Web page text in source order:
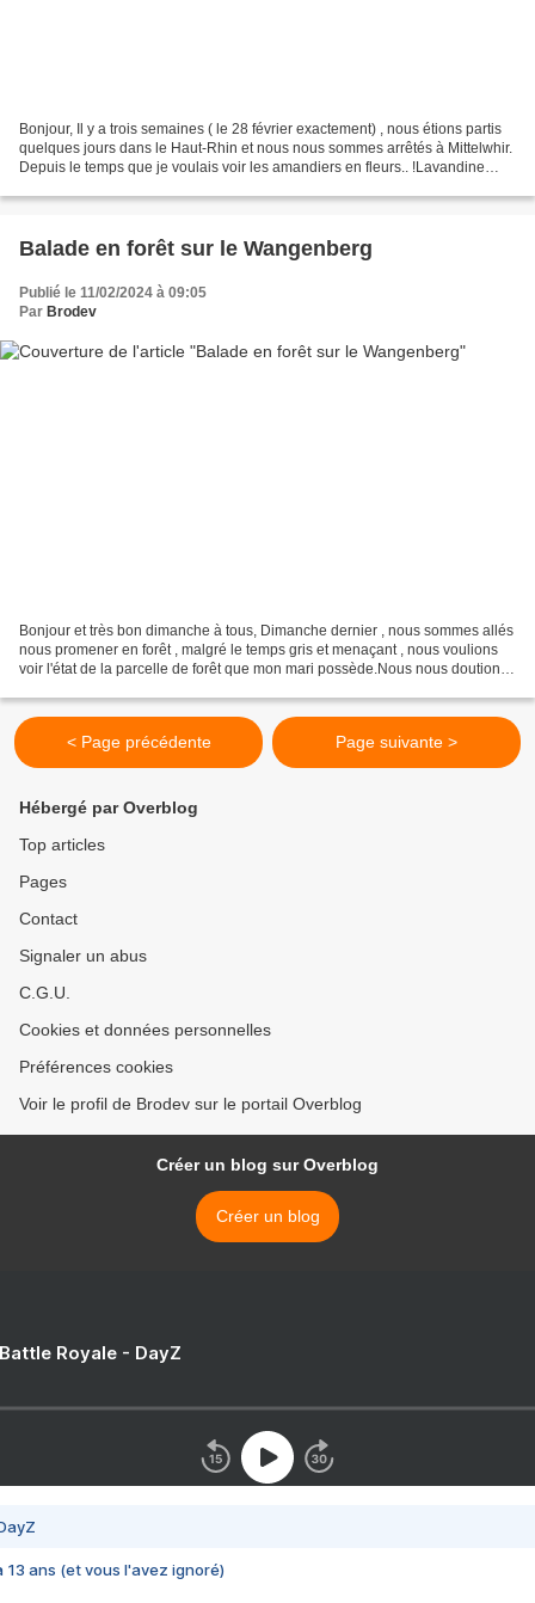
Bonjour, Il y a trois semaines ( le 28 février exactement) , nous étions partis
quelques jours dans le Haut-Rhin et nous nous sommes arrêtés à Mittelwhir.
Depuis le temps que je voulais voir les amandiers en fleurs.. !Lavandine
Balade en forêt sur le Wangenberg
Publié le 11/02/2024 à 09:05
Par Brodev
Bonjour et très bon dimanche à tous, Dimanche dernier , nous sommes allés
nous promener en forêt , malgré le temps gris et menaçant , nous voulions
voir l'état de la parcelle de forêt que mon mari possède.Nous nous doutions
< Page précédente Page suivante >
Hébergé par Overblog
Top articles
Pages
Contact
Signaler un abus
C.G.U.
Cookies et données personnelles
Préférences cookies
Voir le profil de Brodev sur le portail Overblog
Créer un blog sur Overblog
Créer un blog
Royale - DayZ
13 ans (et vous l'avez ignoré)